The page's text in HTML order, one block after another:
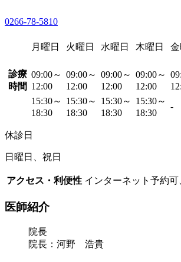
0266-78-5810
月曜日 火曜日 水曜日 木曜日 金
診療
時間
09:00～
12:00
09:00～
12:00
09:00～
12:00
09:00～
12:00
15:30～
18:30
15:30～
18:30
15:30～
18:30
15:30～
18:30
-
休診日
日曜日、祝日
アクセス・利便性 インターネット予約
医師紹介
院長
院長：河野 浩貴